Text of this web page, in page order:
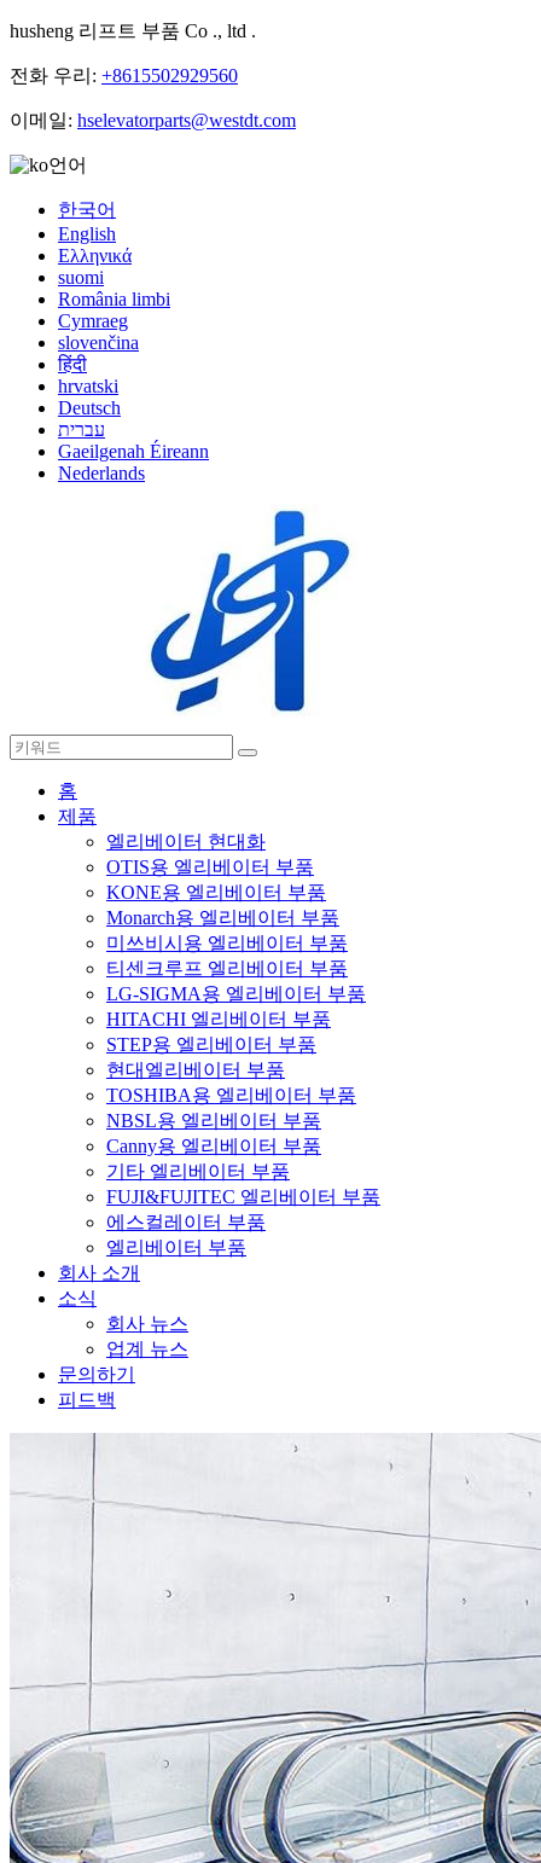
husheng 리프트 부품 Co ., ltd .
전화 우리: +8615502929560
이메일: hselevatorparts@westdt.com
언어
한국어
English
Ελληνικά
suomi
România limbi
Cymraeg
slovenčina
हिंदी
hrvatski
Deutsch
עברית
Gaeilgenah Éireann
Nederlands
홈
제품
엘리베이터 현대화
OTIS용 엘리베이터 부품
KONE용 엘리베이터 부품
Monarch용 엘리베이터 부품
미쓰비시용 엘리베이터 부품
티센크루프 엘리베이터 부품
LG-SIGMA용 엘리베이터 부품
HITACHI 엘리베이터 부품
STEP용 엘리베이터 부품
현대엘리베이터 부품
TOSHIBA용 엘리베이터 부품
NBSL용 엘리베이터 부품
Canny용 엘리베이터 부품
기타 엘리베이터 부품
FUJI&FUJITEC 엘리베이터 부품
에스컬레이터 부품
엘리베이터 부품
회사 소개
소식
회사 뉴스
업계 뉴스
문의하기
피드백